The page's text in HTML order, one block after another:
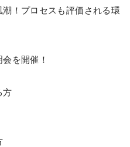
潮！プロセスも評価される環
を開催！
方